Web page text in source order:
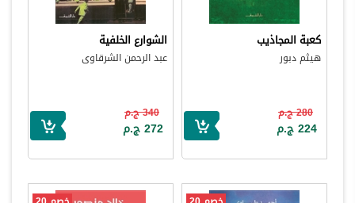
كعبة المجاذيب
هيثم دبور
280 ج.م
224 ج.م
الشوارع الخلفية
عبد الرحمن الشرقاوى
340 ج.م
272 ج.م